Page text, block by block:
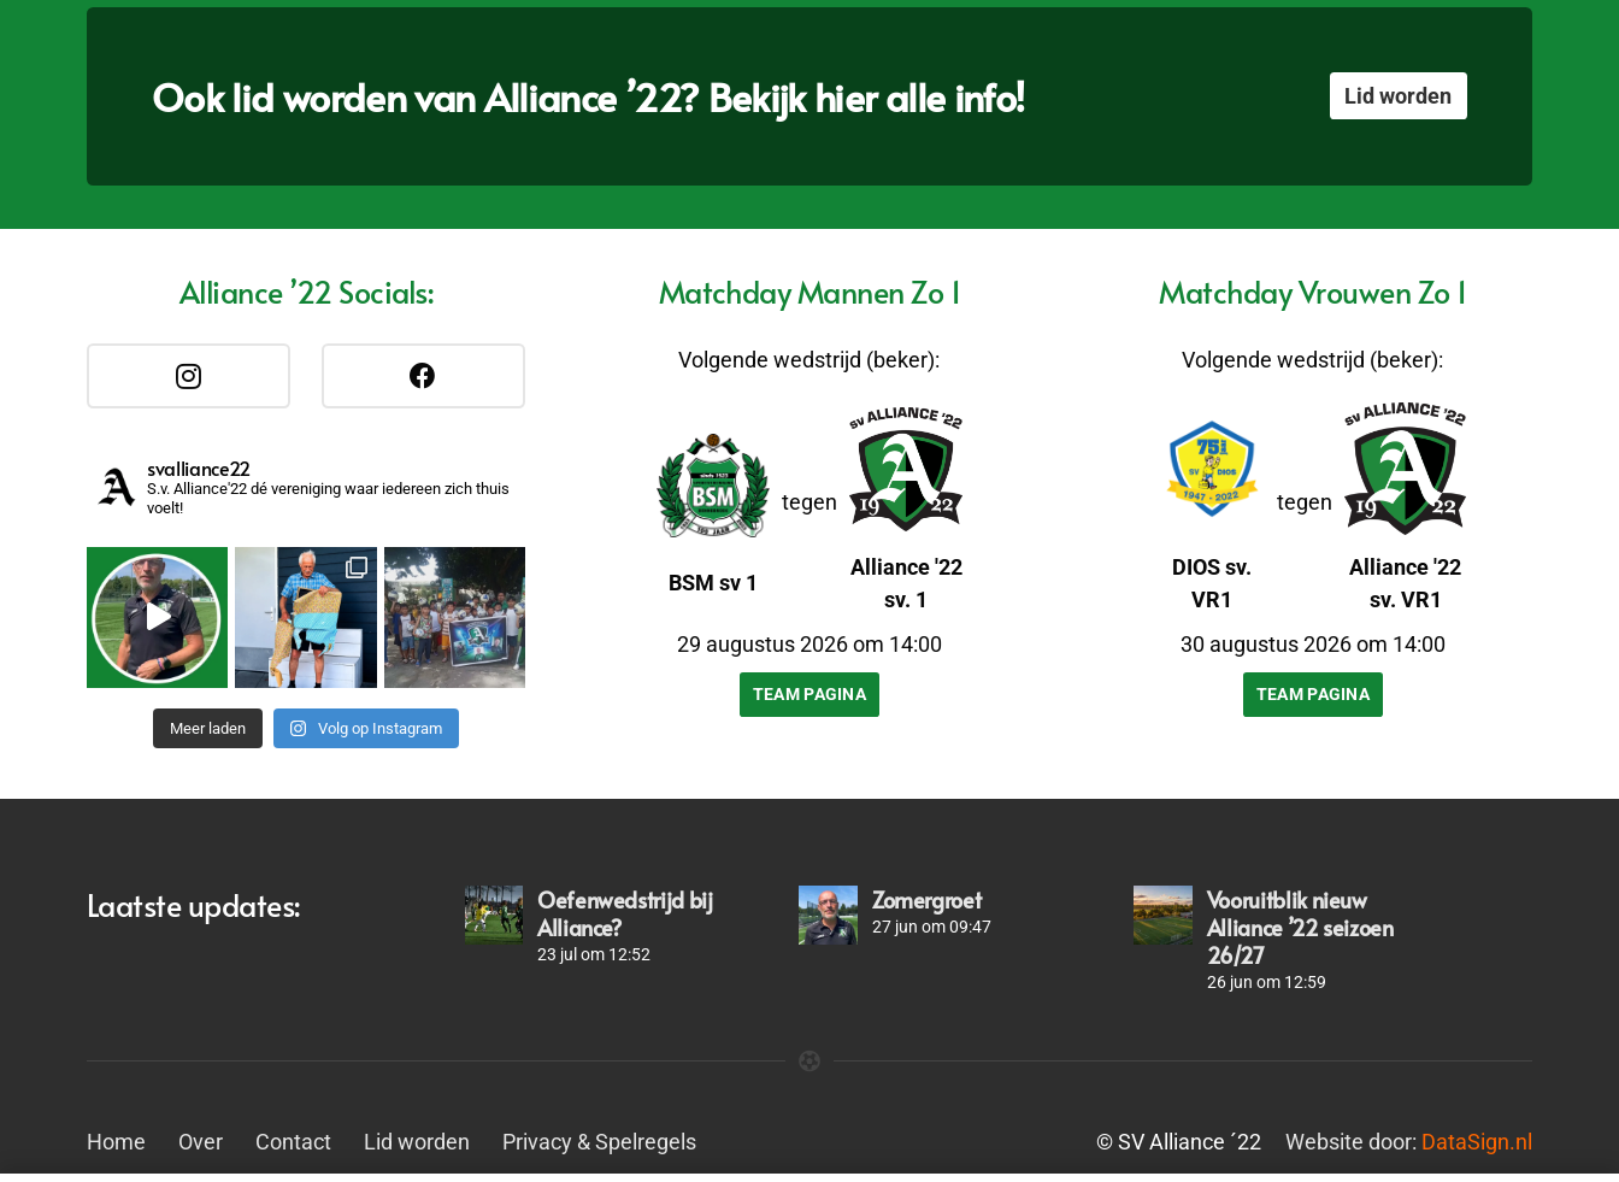
Ook lid worden van Alliance ’22? Bekijk hier alle info! Lid worden
Alliance ’22 Socials:
svalliance22
S.v. Alliance'22 dé vereniging waar iedereen zich thuis
voelt!
Meer laden Volg op Instagram
Matchday Mannen Zo 1
Volgende wedstrijd (beker):
BSM sv 1
tegen
Alliance '22
sv. 1
29 augustus 2026 om 14:00
TEAM PAGINA
Matchday Vrouwen Zo 1
Volgende wedstrijd (beker):
DIOS sv.
VR1
tegen
Alliance '22
sv. VR1
30 augustus 2026 om 14:00
TEAM PAGINA
Laatste updates:
Oefenwedstrijd bij
Alliance?
23 jul om 12:52
Zomergroet
27 jun om 09:47
Vooruitblik nieuw
Alliance ’22 seizoen
26/27
26 jun om 12:59
Home Over Contact Lid worden Privacy & Spelregels © SV Alliance ´22 Website door: DataSign.nl